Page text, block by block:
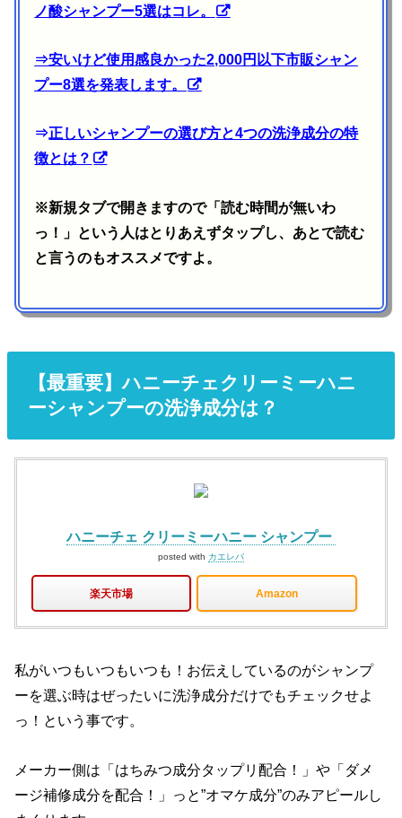
ノ酸シャンプー5選はコレ。
⇒安いけど使用感良かった2,000円以下市販シャン
プー8選を発表します。
⇒正しいシャンプーの選び方と4つの洗浄成分の特
徴とは？
※新規タブで開きますので「読む時間が無いわ
っ！」という人はとりあえずタップし、あとで読む
と言うのもオススメですよ。
【最重要】ハニーチェクリーミーハニ
ーシャンプーの洗浄成分は？
ハニーチェ クリーミーハニー シャンプー
posted with カエレバ
楽天市場 Amazon
私がいつもいつもいつも！お伝えしているのがシャンプ
ーを選ぶ時はぜったいに洗浄成分だけでもチェックせよ
っ！という事です。
メーカー側は「はちみつ成分タップリ配合！」や「ダメ
ージ補修成分を配合！」っと”オマケ成分”のみアピールし